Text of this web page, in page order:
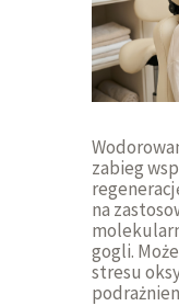
zabieg
na
gogli.
stresu